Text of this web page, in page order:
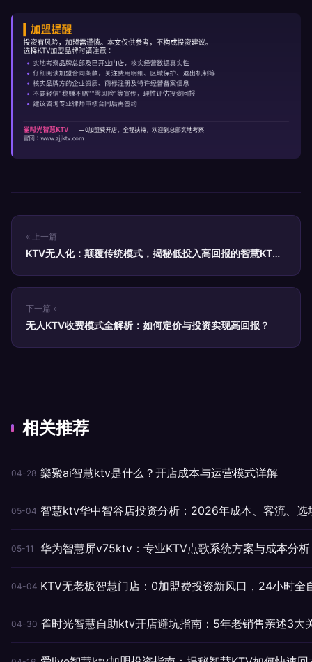
« 上一篇
KTV无人化：颠覆传统模式，揭秘低投入高回报的智慧KTV
下一篇 »
无人KTV收费模式全解析：如何定价与投资实现高回报？
相关推荐
04-28 樂聚ai智慧ktv是什么？开店成本与运营模式详解
05-04 智慧ktv华中智谷店投资分析：2026年成本、客流、选
05-11 华为智慧屏v75ktv：专业KTV点歌系统方案与成本分析
04-04 KTV无老板智慧门店：0加盟费投资新风口，24小时全
04-30 雀时光智慧自助ktv开店避坑指南：5年老销售亲述3大